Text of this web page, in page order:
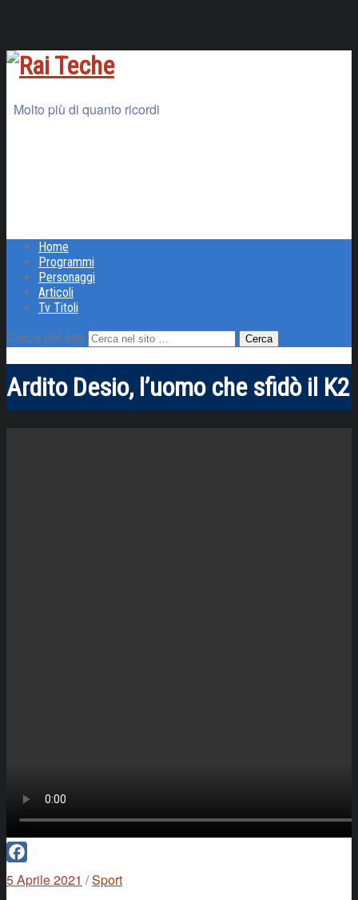
Molto più di quanto ricordi
Home
Programmi
Personaggi
Articoli
Tv Titoli
Cerca nel sito
Ardito Desio, l’uomo che sfidò il K2
Facebook
5 Aprile 2021 /Sport